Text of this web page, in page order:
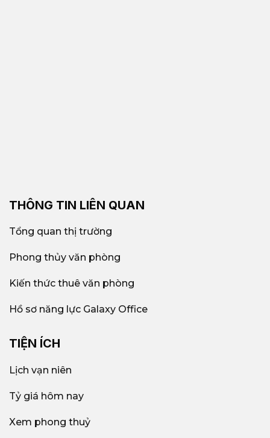
THÔNG TIN LIÊN QUAN
Tổng quan thị trường
Phong thủy văn phòng
Kiến thức thuê văn phòng
Hồ sơ năng lực Galaxy Office
TIỆN ÍCH
Lịch vạn niên
Tỷ giá hôm nay
Xem phong thuỷ